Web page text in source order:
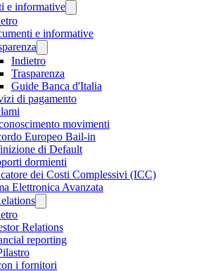
e informative
e informative
Indietro
Trasparenza
Guide Banca d'Italia
di pagamento
movimenti
Europeo Bail-in
di Default
dormienti
dei Costi Complessivi (ICC)
Elettronica Avanzata
Relations
reporting
i fornitori